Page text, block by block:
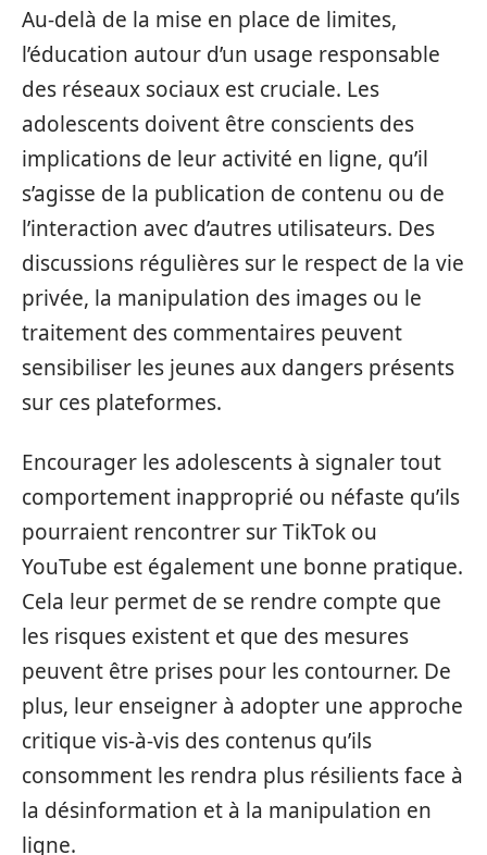
Au-delà de la mise en place de limites,
l’éducation autour d’un usage responsable
des réseaux sociaux est cruciale. Les
adolescents doivent être conscients des
implications de leur activité en ligne, qu’il
s’agisse de la publication de contenu ou de
l’interaction avec d’autres utilisateurs. Des
discussions régulières sur le respect de la vie
privée, la manipulation des images ou le
traitement des commentaires peuvent
sensibiliser les jeunes aux dangers présents
sur ces plateformes.
Encourager les adolescents à signaler tout
comportement inapproprié ou néfaste qu’ils
pourraient rencontrer sur TikTok ou
YouTube est également une bonne pratique.
Cela leur permet de se rendre compte que
les risques existent et que des mesures
peuvent être prises pour les contourner. De
plus, leur enseigner à adopter une approche
critique vis-à-vis des contenus qu’ils
consomment les rendra plus résilients face à
la désinformation et à la manipulation en
ligne.